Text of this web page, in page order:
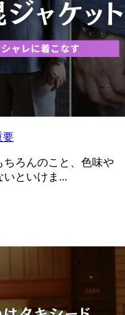
要
ろんのこと、色味や
といけま...